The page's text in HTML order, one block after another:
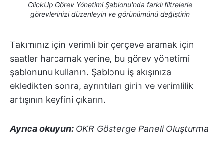
ClickUp Görev Yönetimi Şablonu'nda farklı filtrelerle
görevlerinizi düzenleyin ve görünümünü değiştirin
Takımınız için verimli bir çerçeve aramak için
saatler harcamak yerine, bu görev yönetimi
şablonunu kullanın. Şablonu iş akışınıza
ekledikten sonra, ayrıntıları girin ve verimlilik
artışının keyfini çıkarın.
Ayrıca okuyun: OKR Gösterge Paneli Oluşturma